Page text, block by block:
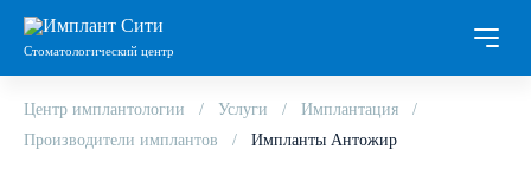
Стоматологический центр
Центр имплантологии Услуги
Имплантация
Производители имплантов
Импланты Антожир